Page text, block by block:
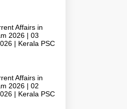
Affairs in
2026 | 03
| Kerala PSC
Affairs in
2026 | 02
| Kerala PSC